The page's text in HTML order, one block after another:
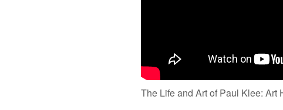
The Life and Art of Paul Klee: Art